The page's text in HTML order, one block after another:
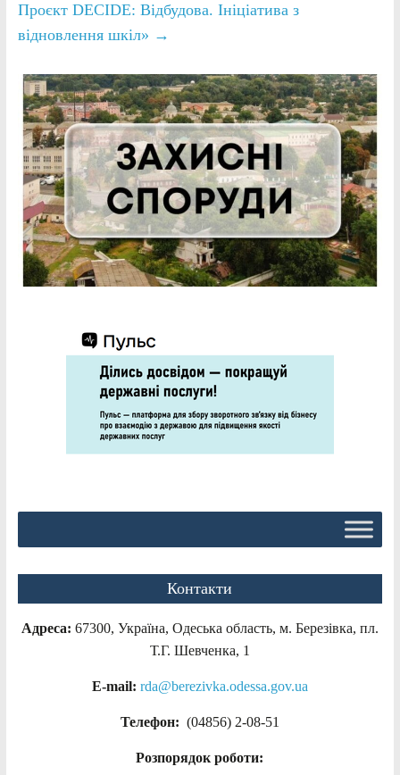
Проєкт DECIDE: Відбудова. Ініціатива з
відновлення шкіл» →
Контакти
Адреса: 67300, Україна, Одеська область, м. Березівка, пл.
Т.Г. Шевченка, 1
E-mail: rda@berezivka.odessa.gov.ua
Телефон: (04856) 2-08-51
Розпорядок роботи: